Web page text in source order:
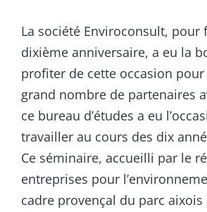
La société Enviroconsult, pour
dixième anniversaire, a eu la
profiter de cette occasion
grand nombre de partenaires
ce bureau d’études a eu
travailler au cours des dix
Ce séminaire, accueilli par le
entreprises pour
cadre provençal du parc aixois